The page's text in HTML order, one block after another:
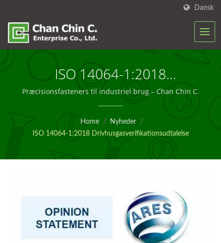
Dansk
ISO 14064-1:2018
Drivhusgasverifikationsudtalelse
|
Ingeniørfastgørelsesløsninger
Til Byggeri – Chan Chin C.
Præcisionsfasteners til industriel brug – Chan Chin C.
Home / Nyheder
/
ISO 14064-1:2018 Drivhusgasverifikationsudtalelse